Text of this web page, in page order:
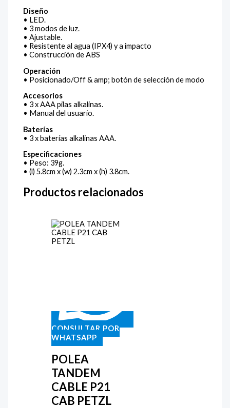
Diseño
• LED.
• 3 modos de luz.
• Ajustable.
• Resistente al agua (IPX4) y a impacto
• Construcción de ABS
Operación
• Posicionado/Off & amp; botón de selección de modo
Accesorios
• 3 x AAA pilas alkalinas.
• Manual del usuario.
Baterías
• 3 x baterías alkalinas AAA.
Especificaciones
• Peso: 39g.
• (l) 5.8cm x (w) 2.3cm x (h) 3.8cm.
Productos relacionados
CONSULTAR POR
WHATSAPP
POLEA
TANDEM
CABLE P21
CAB PETZL